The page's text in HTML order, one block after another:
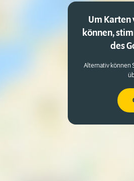
Um Karten
können,
des
Alternativ können